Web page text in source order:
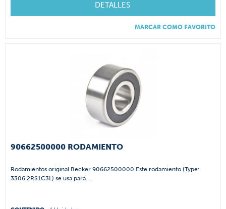
DETALLES
MARCAR COMO FAVORITO
90662500000 RODAMIENTO
Rodamientos original Becker 90662500000 Este rodamiento (Type:
3306 2RS1C3L) se usa para...